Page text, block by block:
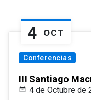
4 OCT
Conferencias
III Santiago
4 de Octubre de